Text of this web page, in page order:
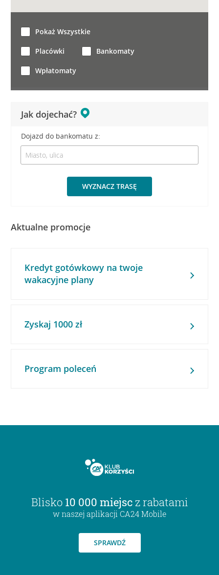
Jak dojechać?
Dojazd do bankomatu z:
WYZNACZ TRASĘ
Pokaż Wszystkie
Placówki Bankomaty
Wpłatomaty
Aktualne promocje
Kredyt gotówkowy na twoje
wakacyjne plany
Zyskaj 1000 zł
Program poleceń
Blisko 10 000 miejsc z rabatami
w naszej aplikacji CA24 Mobile
SPRAWDŹ